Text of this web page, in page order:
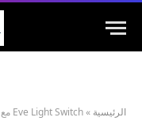
الرئيسية »Eve Light Switch مع المادة متوفر الآن